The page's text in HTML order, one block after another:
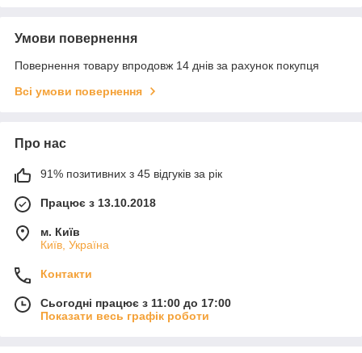
Умови повернення
Повернення товару впродовж 14 днів за рахунок покупця
Всі умови повернення
Про нас
91% позитивних з 45 відгуків за рік
Працює з 13.10.2018
м. Київ
Київ, Україна
Контакти
Сьогодні працює з 11:00 до 17:00
Показати весь графік роботи